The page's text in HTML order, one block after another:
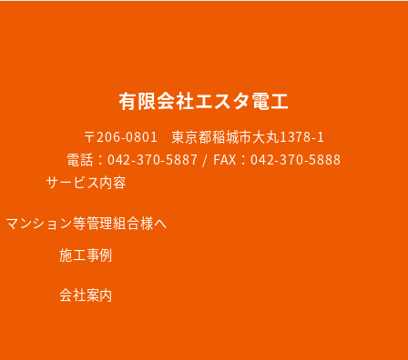
有限会社エスタ電工
〒206-0801 東京都稲城市大丸1378-1
電話：042-370-5887 / FAX：042-370-5888
サービス内容
マンション等管理組合様へ
施工事例
会社案内